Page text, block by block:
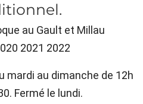
au Gault et Millau
2021 2022
mardi au dimanche de 12h
Fermé le lundi.